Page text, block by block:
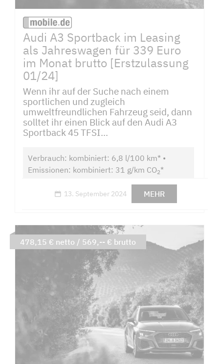
Audi A3 Sportback im Leasing
als Jahreswagen für 339 Euro
im Monat brutto [Erstzulassung
01/24]
Wenn ihr auf der Suche nach einem
sportlichen und zugleich
umweltfreundlichen Fahrzeug seid, dann
solltet ihr einen Blick auf den Audi A3
Sportback 45 TFSI...
Verbrauch: kombiniert: 6,8 l/100 km* •
Emissionen: kombiniert: 31 g/km CO2*
13. September 2024 MEHR
478,15 € netto / 569,-- € brutto